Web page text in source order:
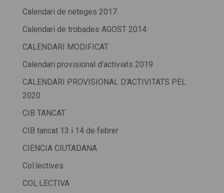
Calendari de neteges 2017
Calendari de trobades AGOST 2014
CALENDARI MODIFICAT
Calendari provisional d'activiats 2019
CALENDARI PROVISIONAL D'ACTIVITATS PEL
2020
CIB TANCAT
CIB tancat 13 i 14 de febrer
CIÈNCIA CIUTADANA
Col.lectives
COL·LECTIVA